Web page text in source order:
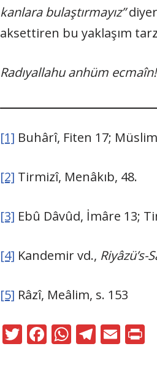
kanlara bulaştırmayız”
aksettiren bu yaklaşım
Radıyallahu anhüm ecmaîn!
[1] Buhârî, Fiten 17;
[2] Tirmizî, Menâkıb, 48.
[3] Ebû Dâvûd, İmâre 13;
[4] Kandemir vd.,
[5] Râzî, Meâlim, s. 153
T F W T E Pr